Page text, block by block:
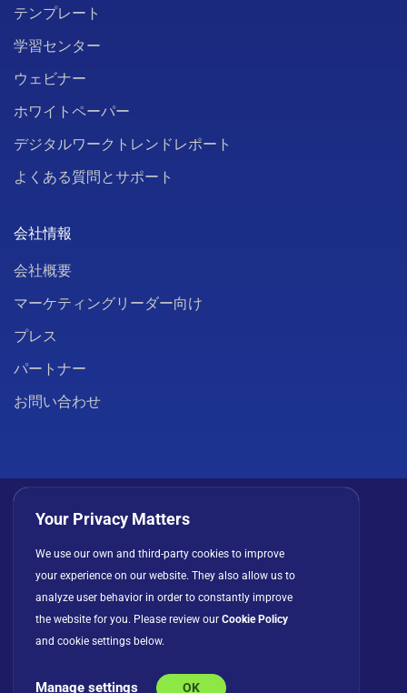
テンプレート
学習センター
ウェビナー
ホワイトペーパー
デジタルワークトレンドレポート
よくある質問とサポート
会社情報
会社概要
マーケティングリーダー向け
プレス
パートナー
お問い合わせ
ライセンス契約
Your Privacy Matters
We use our own and third-party cookies to improve
your experience on our website. They also allow us to
analyze user behavior in order to constantly improve
the website for you. Please review our Cookie Policy
and cookie settings below.
Manage settings OK